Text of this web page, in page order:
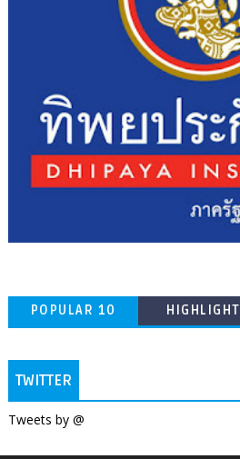
POPULAR 10 HIGHLIGHT
TWITTER
Tweets by @